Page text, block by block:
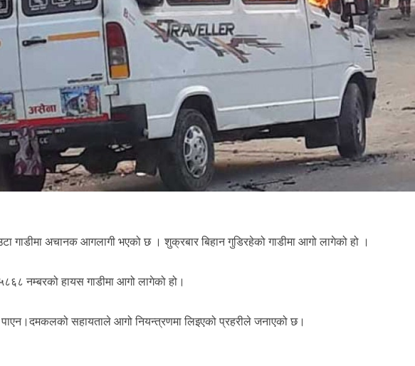
गाडीमा अचानक आगलागी भएको छ । शुक्रबार बिहान गुडिरहेको गाडीमा आगो लागेको हो ।
नम्बरको हायस गाडीमा आगो लागेको हो।
पाएन।दमकलको सहायताले आगो नियन्त्रणमा लिइएको प्रहरीले जनाएको छ।